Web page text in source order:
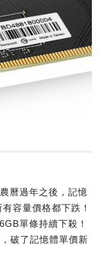
曆過年之後，記憶
容量價格都下跌！
單條持續下殺！
破了記憶體單價新